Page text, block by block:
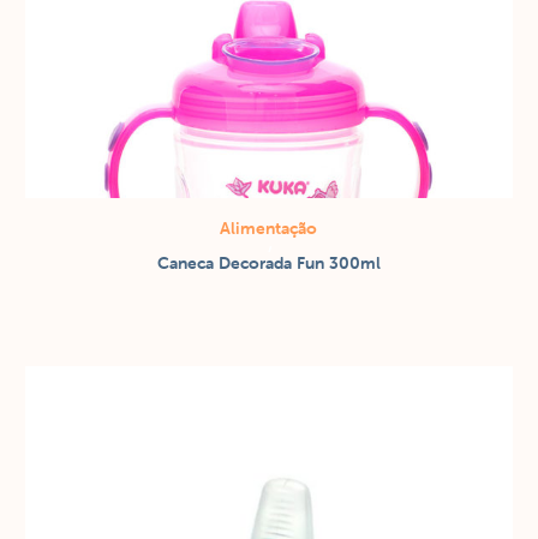
Alimentação
Copos / canecas
Caneca Decorada Fun 300ml